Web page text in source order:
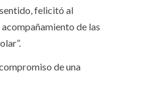
felicitó al
de las
de una